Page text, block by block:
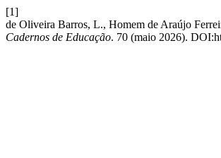
[1]
de Oliveira Barros, L., Homem de Araújo
Cadernos de Educação. 70 (maio 2026).